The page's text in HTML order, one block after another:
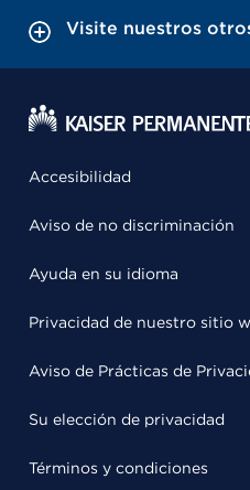
Visite nuestros
Accesibilidad
Aviso de no discriminación
Ayuda en su idioma
Privacidad de nuestro sitio
Aviso de Prácticas de
Su elección de privacidad
Términos y condiciones